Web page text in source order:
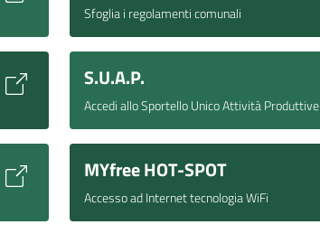
Sfoglia i regolamenti comunali
S.U.A.P.
Accedi allo Sportello Unico Attività Produttive
MYfree HOT-SPOT
Accesso ad Internet tecnologia WiFi